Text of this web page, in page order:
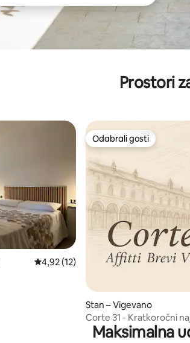
Prostori
Prosječna ocjena: 4,92/5, recenzija: 12
4,92 (12)
Odabrali gosti
Odabrali gosti
Stan – Vigevano
Corte 31 - Kratkoročni
Maksimalna